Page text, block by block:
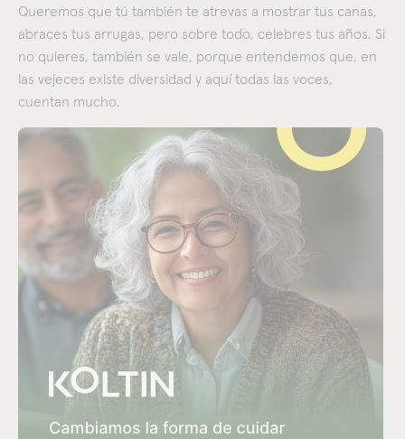
Queremos que tú también te atrevas a mostrar tus canas,
abraces tus arrugas, pero sobre todo, celebres tus años. Si
no quieres, también se vale, porque entendemos que, en
las vejeces existe diversidad y aquí todas las voces,
cuentan mucho.